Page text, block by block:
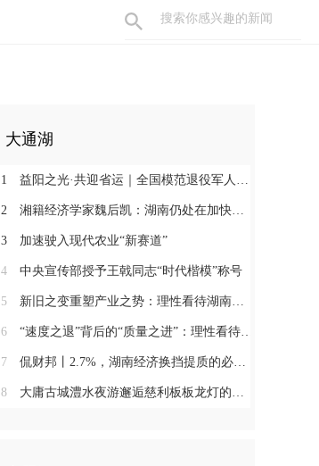
大通湖
1 益阳之光·共迎省运｜全国模范退役军人许国良的乡村美育之路
2 湘籍经济学家魏后凯：湖南仍处在加快发展的过程中
3 加速驶入现代农业“新赛道”
4 中央宣传部授予王戟同志“时代楷模”称号
5 新旧之变重塑产业之势：理性看待湖南经济半年报（二）
6 “速度之退”背后的“质量之进”：理性看待湖南经济半年报（一）
7 侃财邦丨2.7%，湖南经济换挡提质的必经关口
8 大庸古城澧水夜游邂逅慈利板板龙灯的千年浪漫